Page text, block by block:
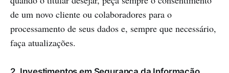
de um novo cliente ou colaboradores para o
processamento de seus dados e, sempre que necessário,
faça atualizações.